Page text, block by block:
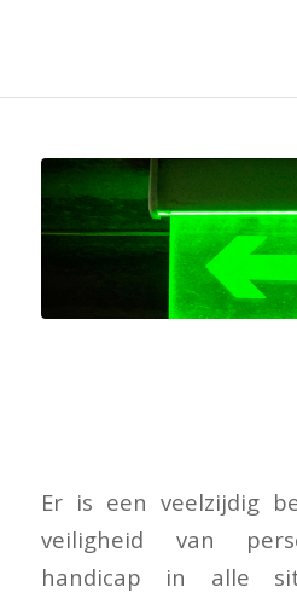
Er is een veelzijdig
veiligheid van
handicap in alle